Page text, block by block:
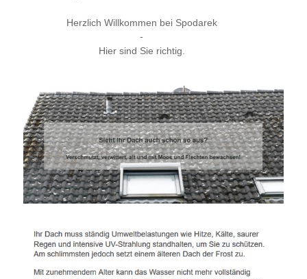
Herzlich Willkommen bei Spodarek
-
Hier sind Sie richtig.